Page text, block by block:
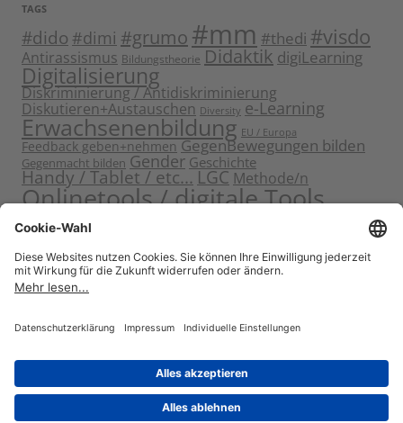
TAGS
#dido #dimi #grumo #mm #thedi #visdo
Antirassismus Bildungstheorie Didaktik digiLearning
Digitalisierung
Diskriminierung / Antidiskriminierung
Diskutieren+Austauschen Diversity e-Learning
Erwachsenenbildung EU / Europa
Feedback geben+nehmen GegenBewegungen bilden
Gegenmacht bilden Gender Geschichte
Handy / Tablet / etc...LGC Methode/n
Onlinetools / digitale Tools
Politische Bildung
Sensibilisieren Sichern+Verankern Solidarität
Starten+Kennenlernen Tagung
Teamentwicklung+Gruppendynamik
VideoVisualisierung Voneinander+miteinander lernen